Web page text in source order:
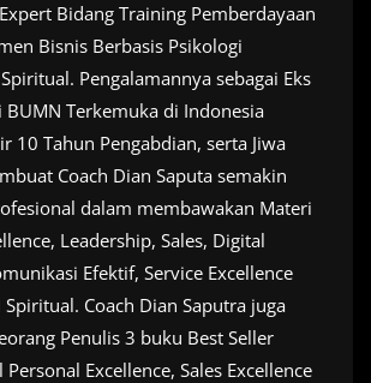
Bidang Training Pemberdayaan
Bisnis Berbasis Psikologi
Pengalamannya sebagai Eks
BUMN Terkemuka di Indonesia
10 Tahun Pengabdian, serta Jiwa
Coach Dian Saputa semakin
dalam membawakan Materi
Leadership, Sales, Digital
Efektif, Service Excellence
Coach Dian Saputra juga
Penulis 3 buku Best Seller
Excellence, Sales Excellence